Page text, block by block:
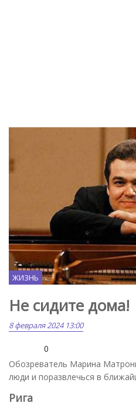
ЖИЗНЬ
Не сидите дома!
8 февраля 2024 13:00
0
Обозреватель Марина
люди и поразвлечься в
Рига